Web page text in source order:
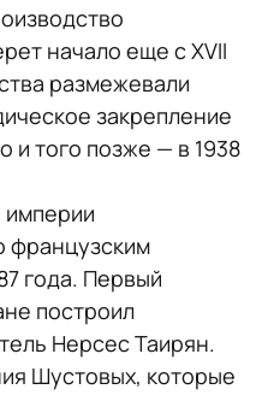
начало еще с XVII
размежевали
закрепление
и того позже — в 1938
империи
французским
года. Первый
построил
Нерсес Таирян.
Шустовых, которые